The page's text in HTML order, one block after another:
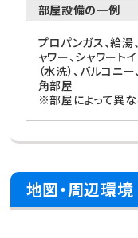
部屋設備の一例
プロパンガス、給湯
ャワー、シャワート
（水洗）、バルコニ
角部屋
※部屋によって異な
地図・周辺環境